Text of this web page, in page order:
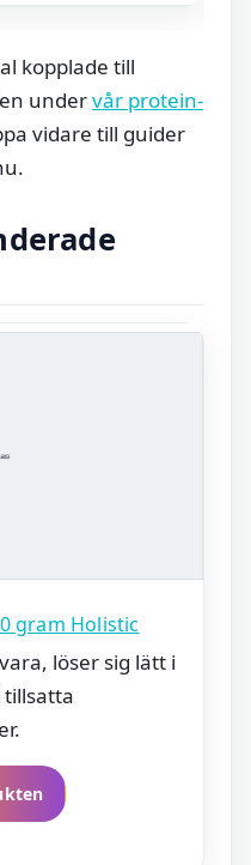
kopplade till
undervår protein-
vidare till guider
gram Holistic
löser sig lätt i